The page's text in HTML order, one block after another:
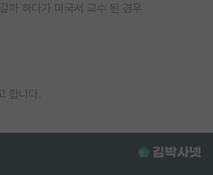
까 하다가 미국서 교수 된 경우
합니다.